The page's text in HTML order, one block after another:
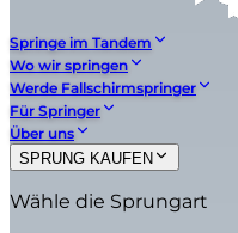
Springe im Tandem
Wo wir springen
Werde Fallschirmspringer
Für Springer
Über uns
SPRUNG KAUFEN
Wähle die Sprungart